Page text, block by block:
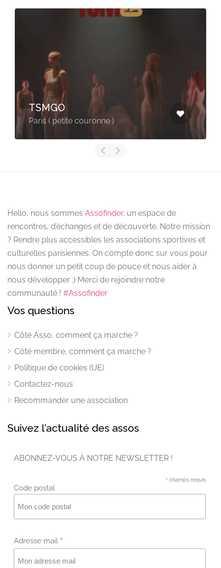
TSMGO
Paris ( petite couronne )
Hello, nous sommes Assofinder, un espace de
rencontres, d’échanges et de découverte. Notre mission
? Rendre plus accessibles les associations sportives et
culturelles parisiennes. On compte donc sur vous pour
nous donner un petit coup de pouce et nous aider à
nous développer ;) Merci de rejoindre notre
communauté ! #Assofinder
Vos questions
Côté Asso, comment ça marche ?
Côté membre, comment ça marche ?
Politique de cookies (UE)
Contactez-nous
Recommander une association
Suivez l’actualité des assos
ABONNEZ-VOUS À NOTRE NEWSLETTER !
*champs requis
Code postal
Adresse mail *